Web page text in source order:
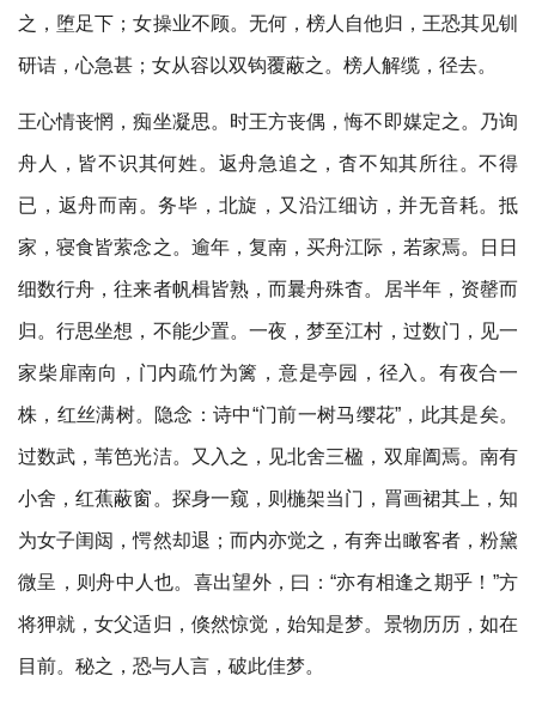
之，堕足下；女操业不顾。无何，榜人自他归，王恐其见钏
研诘，心急甚；女从容以双钩覆蔽之。榜人解缆，径去。
王心情丧惘，痴坐凝思。时王方丧偶，悔不即媒定之。乃询
舟人，皆不识其何姓。返舟急追之，杳不知其所往。不得
已，返舟而南。务毕，北旋，又沿江细访，并无音耗。抵
家，寝食皆萦念之。逾年，复南，买舟江际，若家焉。日日
细数行舟，往来者帆楫皆熟，而曩舟殊杳。居半年，资罄而
归。行思坐想，不能少置。一夜，梦至江村，过数门，见一
家柴扉南向，门内疏竹为篱，意是亭园，径入。有夜合一
株，红丝满树。隐念：诗中“门前一树马缨花”，此其是矣。
过数武，苇笆光洁。又入之，见北舍三楹，双扉阖焉。南有
小舍，红蕉蔽窗。探身一窥，则椸架当门，罥画裙其上，知
为女子闺闼，愕然却退；而内亦觉之，有奔出瞰客者，粉黛
微呈，则舟中人也。喜出望外，曰：“亦有相逢之期乎！”方
将狎就，女父适归，倏然惊觉，始知是梦。景物历历，如在
目前。秘之，恐与人言，破此佳梦。